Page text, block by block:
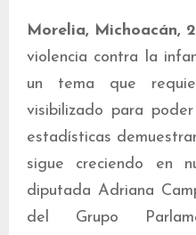
Morelia, Michoacán,
violencia contra la
un tema que
visibilizado para
estadísticas
sigue creciendo en
diputada Adriana
del Grupo